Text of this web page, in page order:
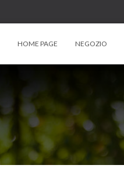
HOME PAGE NEGOZIO